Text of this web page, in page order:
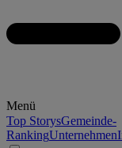
Menü
Top StorysGemeinde-
RankingUnternehmen